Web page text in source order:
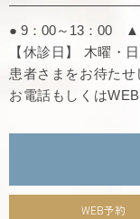
● 9：00～13：00 ▲
【休診日】 木曜・
患者さまをお待たせ
お電話もしくは
WEB予約